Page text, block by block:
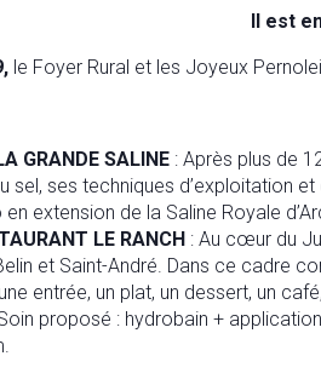
Il est
le Foyer Rural et les Joyeux
GRANDE SALINE : Après plus de
sel, ses techniques d’exploitation
en extension de la Saline Royale
LE RANCH : Au cœur du
et Saint-André. Dans ce cadre
entrée, un plat, un dessert, un
proposé : hydrobain +